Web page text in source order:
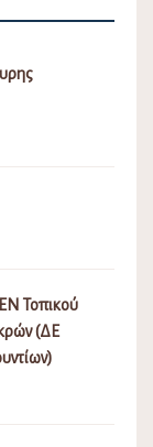
Τοπικού
(ΔΕ